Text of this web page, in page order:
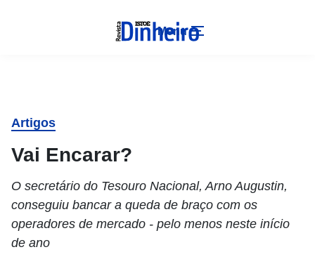
Menu
Artigos
Vai Encarar?
O secretário do Tesouro Nacional, Arno Augustin,
conseguiu bancar a queda de braço com os
operadores de mercado - pelo menos neste início
de ano